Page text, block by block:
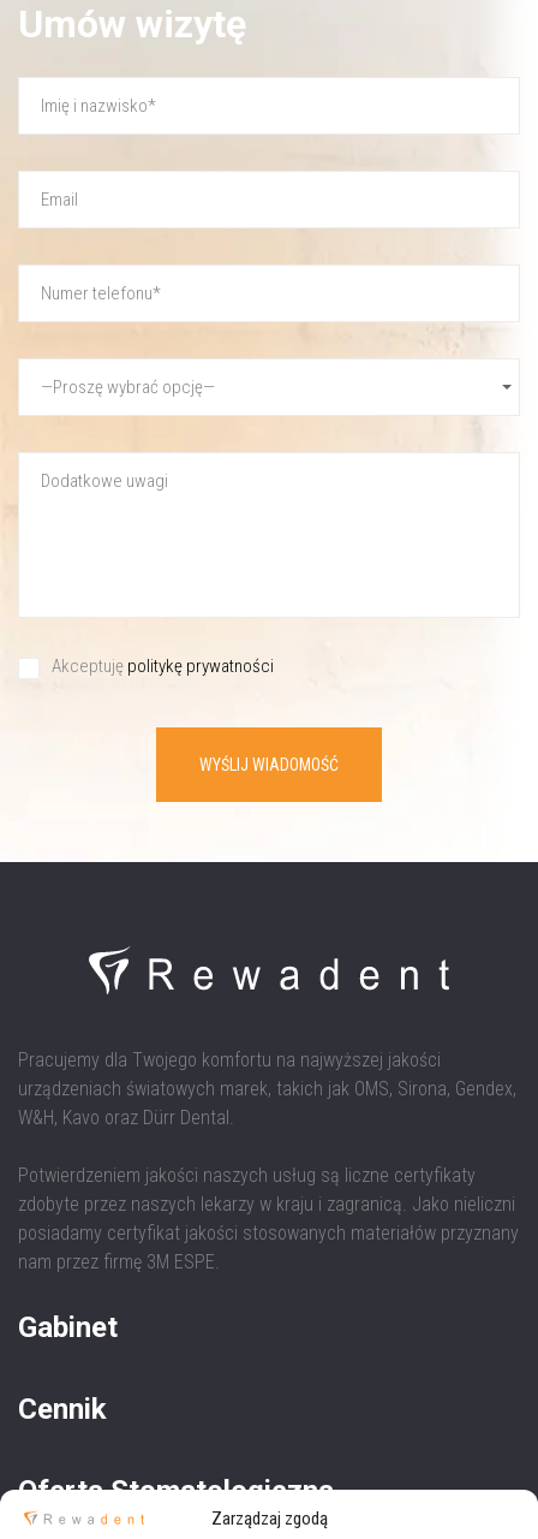
Zarządzaj zgodą
Umów wizytę
Akceptuję politykę prywatności
WYŚLIJ WIADOMOŚĆ
Pracujemy dla Twojego komfortu na najwyższej jakości
urządzeniach światowych marek, takich jak OMS, Sirona, Gendex,
W&H, Kavo oraz Dürr Dental.
Potwierdzeniem jakości naszych usług są liczne certyfikaty
zdobyte przez naszych lekarzy w kraju i zagranicą. Jako nieliczni
posiadamy certyfikat jakości stosowanych materiałów przyznany
nam przez firmę 3M ESPE.
Gabinet
Cennik
Oferta Stomatologiczna